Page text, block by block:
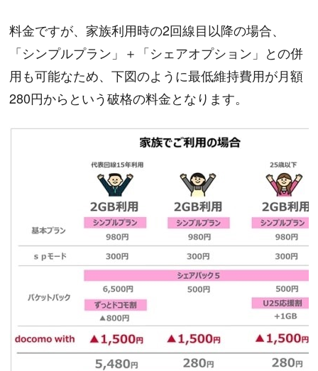
料金ですが、家族利用時の2回線目以降の場合、
「シンプルプラン」＋「シェアオプション」との併
用も可能なため、下図のように最低維持費用が月額
280円からという破格の料金となります。